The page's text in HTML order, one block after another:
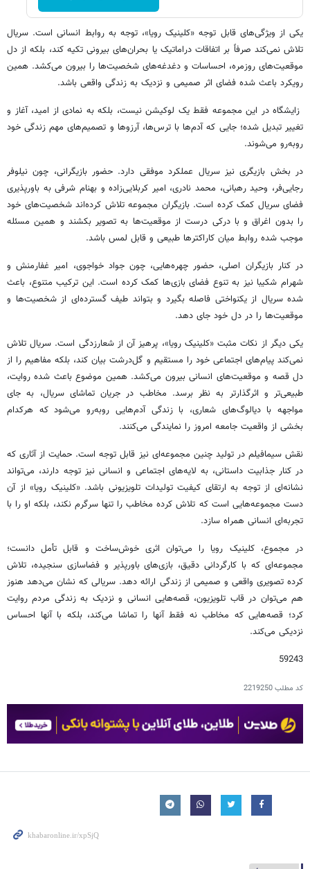
یکی از ویژگی‌های قابل توجه «کلینیک رویا»، توجه به روابط انسانی است. سریال
تلاش نمی‌کند صرفاً بر اتفاقات دراماتیک یا بحران‌های بیرونی تکیه کند، بلکه از دل
موقعیت‌های روزمره، احساسات و دغدغه‌های شخصیت‌ها را بیرون می‌کشد. همین
رویکرد باعث شده فضای اثر صمیمی و نزدیک به زندگی واقعی باشد.
زایشگاه در این مجموعه فقط یک لوکیشن نیست، بلکه به نمادی از امید، آغاز و
تغییر تبدیل شده؛ جایی که آدم‌ها با ترس‌ها، آرزوها و تصمیم‌های مهم زندگی خود
روبه‌رو می‌شوند.
در بخش بازیگری نیز سریال عملکرد موفقی دارد. حضور بازیگرانی، چون نیلوفر
رجایی‌فر، وحید رهبانی، محمد نادری، امیر کربلایی‌زاده و بهنام شرفی به باورپذیری
فضای سریال کمک کرده است. بازیگران مجموعه تلاش کرده‌اند شخصیت‌های خود
را بدون اغراق و با درکی درست از موقعیت‌ها به تصویر بکشند و همین مسئله
موجب شده روابط میان کاراکترها طبیعی و قابل لمس باشد.
در کنار بازیگران اصلی، حضور چهره‌هایی، چون جواد خواجوی، امیر غفارمنش و
شهرام شکیبا نیز به تنوع فضای بازی‌ها کمک کرده است. این ترکیب متنوع، باعث
شده سریال از یکنواختی فاصله بگیرد و بتواند طیف گسترده‌ای از شخصیت‌ها و
موقعیت‌ها را در دل خود جای دهد.
یکی دیگر از نکات مثبت «کلینیک رویا»، پرهیز آن از شعارزدگی است. سریال تلاش
نمی‌کند پیام‌های اجتماعی خود را مستقیم و گل‌درشت بیان کند، بلکه مفاهیم را از
دل قصه و موقعیت‌های انسانی بیرون می‌کشد. همین موضوع باعث شده روایت،
طبیعی‌تر و اثرگذارتر به نظر برسد. مخاطب در جریان تماشای سریال، به جای
مواجهه با دیالوگ‌های شعاری، با زندگی آدم‌هایی روبه‌رو می‌شود که هرکدام
بخشی از واقعیت جامعه امروز را نمایندگی می‌کنند.
نقش سیمافیلم در تولید چنین مجموعه‌ای نیز قابل توجه است. حمایت از آثاری که
در کنار جذابیت داستانی، به لایه‌های اجتماعی و انسانی نیز توجه دارند، می‌تواند
نشانه‌ای از توجه به ارتقای کیفیت تولیدات تلویزیونی باشد. «کلینیک رویا» از آن
دست مجموعه‌هایی است که تلاش کرده مخاطب را تنها سرگرم نکند، بلکه او را با
تجربه‌ای انسانی همراه سازد.
در مجموع، کلینیک رویا را می‌توان اثری خوش‌ساخت و قابل تأمل دانست؛
مجموعه‌ای که با کارگردانی دقیق، بازی‌های باورپذیر و فضاسازی سنجیده، تلاش
کرده تصویری واقعی و صمیمی از زندگی ارائه دهد. سریالی که نشان می‌دهد هنوز
هم می‌توان در قاب تلویزیون، قصه‌هایی انسانی و نزدیک به زندگی مردم روایت
کرد؛ قصه‌هایی که مخاطب نه فقط آنها را تماشا می‌کند، بلکه با آنها احساس
نزدیکی می‌کند.
59243
کد مطلب2219250